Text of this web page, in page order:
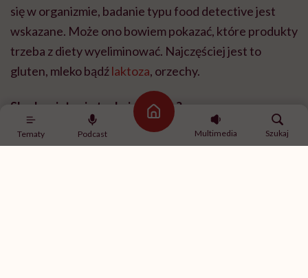
Tematy Podcast
Strona główna
Multimedia
Szukaj
się w organizmie, badanie typu food detective jest
wskazane. Może ono bowiem pokazać, które produkty
trzeba z diety wyeliminować. Najczęściej jest to
gluten, mleko bądźlaktoza, orzechy.
Skąd wzięły się te dwie szkoły?
To dosyć interesujące zagadnienie. Kiedy w ubiegłym